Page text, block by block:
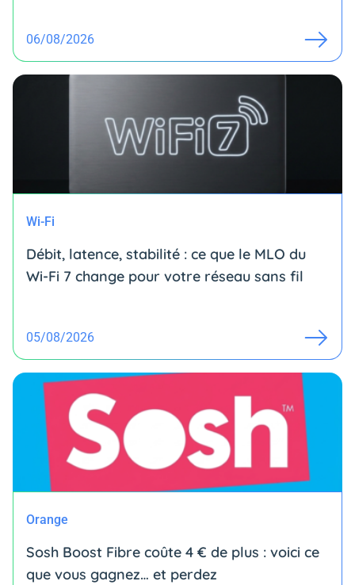
06/08/2026
Wi-Fi
Débit, latence, stabilité : ce que le MLO du
Wi-Fi 7 change pour votre réseau sans fil
05/08/2026
Orange
Sosh Boost Fibre coûte 4 € de plus : voici ce
que vous gagnez… et perdez